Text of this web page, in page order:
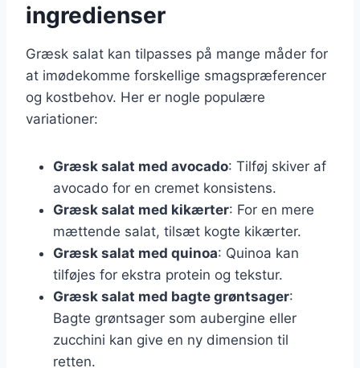
ingredienser
Græsk salat kan tilpasses på mange måder for
at imødekomme forskellige smagspræferencer
og kostbehov. Her er nogle populære
variationer:
Græsk salat med avocado: Tilføj skiver af
avocado for en cremet konsistens.
Græsk salat med kikærter: For en mere
mættende salat, tilsæt kogte kikærter.
Græsk salat med quinoa: Quinoa kan
tilføjes for ekstra protein og tekstur.
Græsk salat med bagte grøntsager:
Bagte grøntsager som aubergine eller
zucchini kan give en ny dimension til
retten.